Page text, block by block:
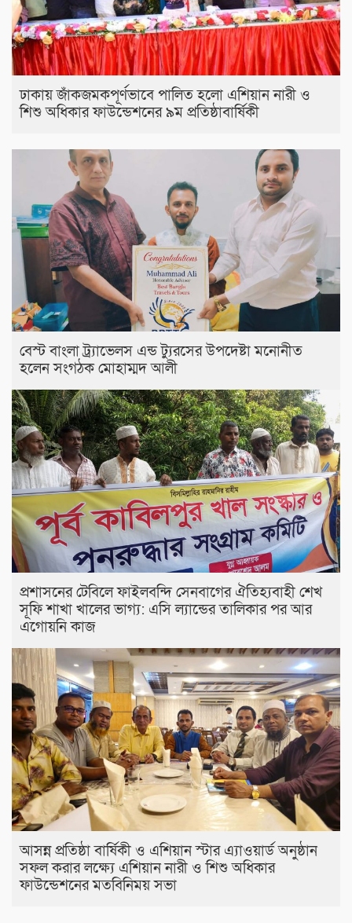
ঢাকায় জাঁকজমকপূর্ণভাবে পালিত হলো এশিয়ান নারী ও
শিশু অধিকার ফাউন্ডেশনের ৯ম প্রতিষ্ঠাবার্ষিকী
বেস্ট বাংলা ট্র্যাভেলস এন্ড ট্যুরসের উপদেষ্টা মনোনীত
হলেন সংগঠক মোহাম্মদ আলী
প্রশাসনের টেবিলে ফাইলবন্দি সেনবাগের ঐতিহ্যবাহী শেখ
সূফি শাখা খালের ভাগ্য: এসি ল্যান্ডের তালিকার পর আর
এগোয়নি কাজ
আসন্ন প্রতিষ্ঠা বার্ষিকী ও এশিয়ান স্টার এ‍্যাওয়ার্ড অনুষ্ঠান
সফল করার লক্ষ্যে এশিয়ান নারী ও শিশু অধিকার
ফাউন্ডেশনের মতবিনিময় সভা